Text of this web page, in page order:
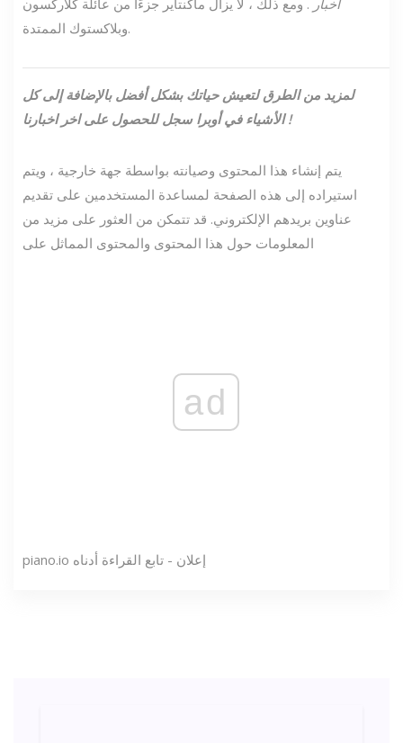
أخبار . ومع ذلك ، لا يزال ماكنتاير جزءًا من عائلة كلاركسون
وبلاكستوك الممتدة.
لمزيد من الطرق لتعيش حياتك بشكل أفضل بالإضافة إلى كل
الأشياء في أوبراسجل للحصول على اخر اخبارنا !
يتم إنشاء هذا المحتوى وصيانته بواسطة جهة خارجية ، ويتم
استيراده إلى هذه الصفحة لمساعدة المستخدمين على تقديم
عناوين بريدهم الإلكتروني. قد تتمكن من العثور على مزيد من
المعلومات حول هذا المحتوى والمحتوى المماثل على
ad
piano.io إعلان - تابع القراءة أدناه